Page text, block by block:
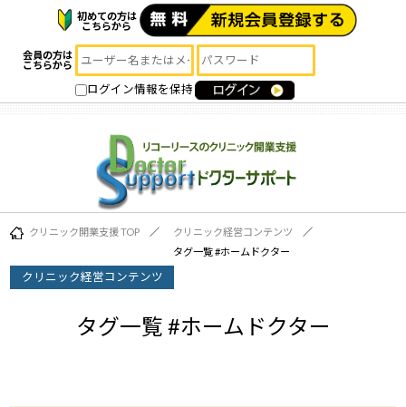
初めての方は
こちらから
会員の方は
こちらから
ログイン情報を保持
クリニック開業支援 TOP
クリニック経営コンテンツ
タグ一覧 #ホームドクター
クリニック経営コンテンツ
タグ一覧 #ホームドクター